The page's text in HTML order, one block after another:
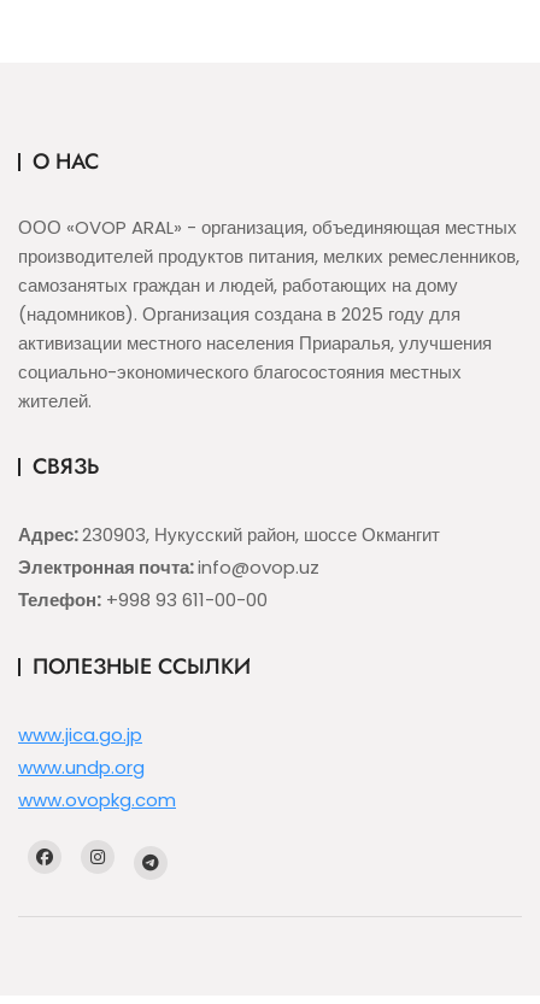
О НАС
ООО «OVOP ARAL» - организация, объединяющая местных
производителей продуктов питания, мелких ремесленников,
самозанятых граждан и людей, работающих на дому
(надомников). Организация создана в 2025 году для
активизации местного населения Приаралья, улучшения
социально-экономического благосостояния местных
жителей.
СВЯЗЬ
Адрес:230903, Нукусский район, шоссе Окмангит
Электронная почта:info@ovop.uz
Телефон: +998 93 611-00-00
ПОЛЕЗНЫЕ ССЫЛКИ
www.jica.go.jp
www.undp.org
www.ovopkg.com